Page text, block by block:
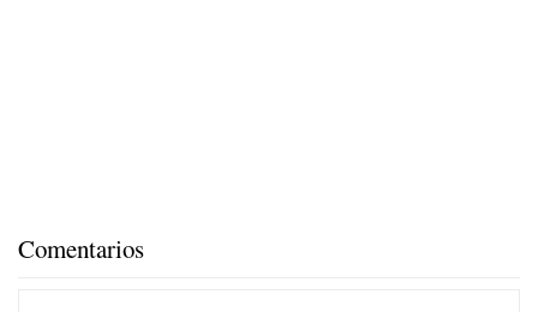
Comentarios